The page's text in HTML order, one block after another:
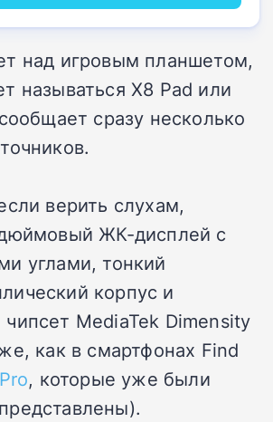
над игровым планшетом,
называться X8 Pad или
сразу несколько
верить слухам,
ЖК-дисплей с
углами, тонкий
корпус и
MediaTek Dimensity
как в смартфонах Find
, которые уже были